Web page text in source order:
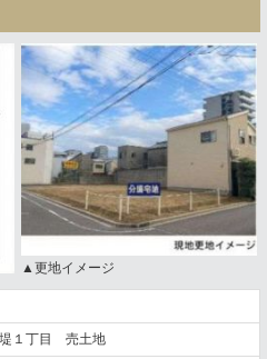
▲更地イメージ
１丁目 売土地